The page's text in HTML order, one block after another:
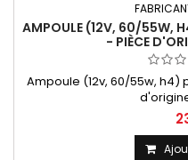
AMPOULE (12V, 60/55W,
- PIÈCE
Ampoule (12v, 60/55w, h4)